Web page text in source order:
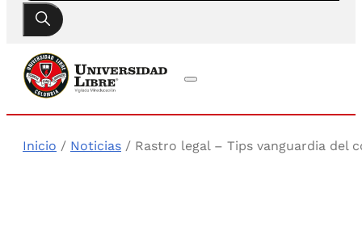
Inicio / Noticias / Rastro legal – Tips vanguardia del